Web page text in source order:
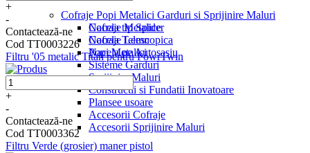
Nacela tip Spider
Nacela Telescopica
Nacela pe Autosasiu
Cofraje Popi Metalici Garduri si Sprijinire Maluri
Cofraje Metalice
Cofraje Lemn
Popi Metalici
Sisteme Garduri
Sprijinire Maluri
Constructii si Fundatii Inovatoare
Plansee usoare
Accesorii Cofraje
Accesorii Sprijinire Maluri
+
-
Contactează-ne
Cod TT0003226
Filtru '05 metalic Titan pentru PowrTwin
+
-
Contactează-ne
Cod TT0003362
Filtru Verde (grosier) maner pistol